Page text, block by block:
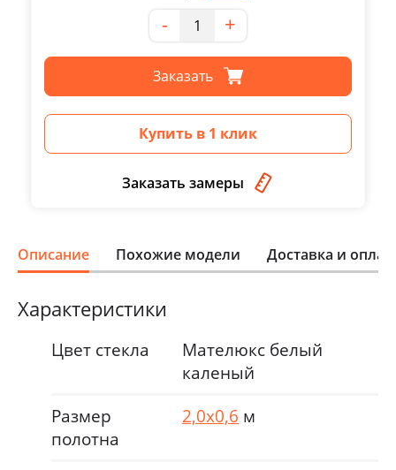
Количество
- +
Заказать
Купить в 1 клик
Заказать замеры
Описание Похожие модели Доставка и
Характеристики
Цвет стекла
Мателюкс белый
каленый
Размер
полотна
2,0х0,6 м